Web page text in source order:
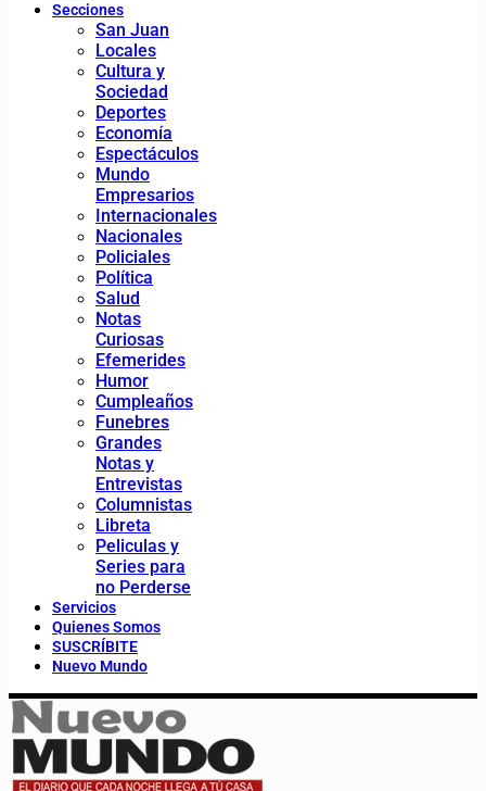
Secciones
San Juan
Locales
Cultura y
Sociedad
Deportes
Economía
Espectáculos
Mundo
Empresarios
Internacionales
Nacionales
Policiales
Política
Salud
Notas
Curiosas
Efemerides
Humor
Cumpleaños
Funebres
Grandes
Notas y
Entrevistas
Columnistas
Libreta
Peliculas y
Series para
no Perderse
Servicios
Quienes Somos
SUSCRÍBITE
Nuevo Mundo